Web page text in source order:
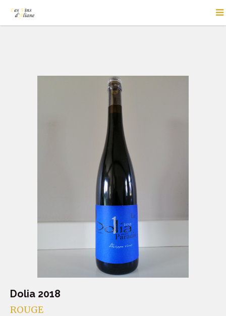
Dolia 2018
ROUGE